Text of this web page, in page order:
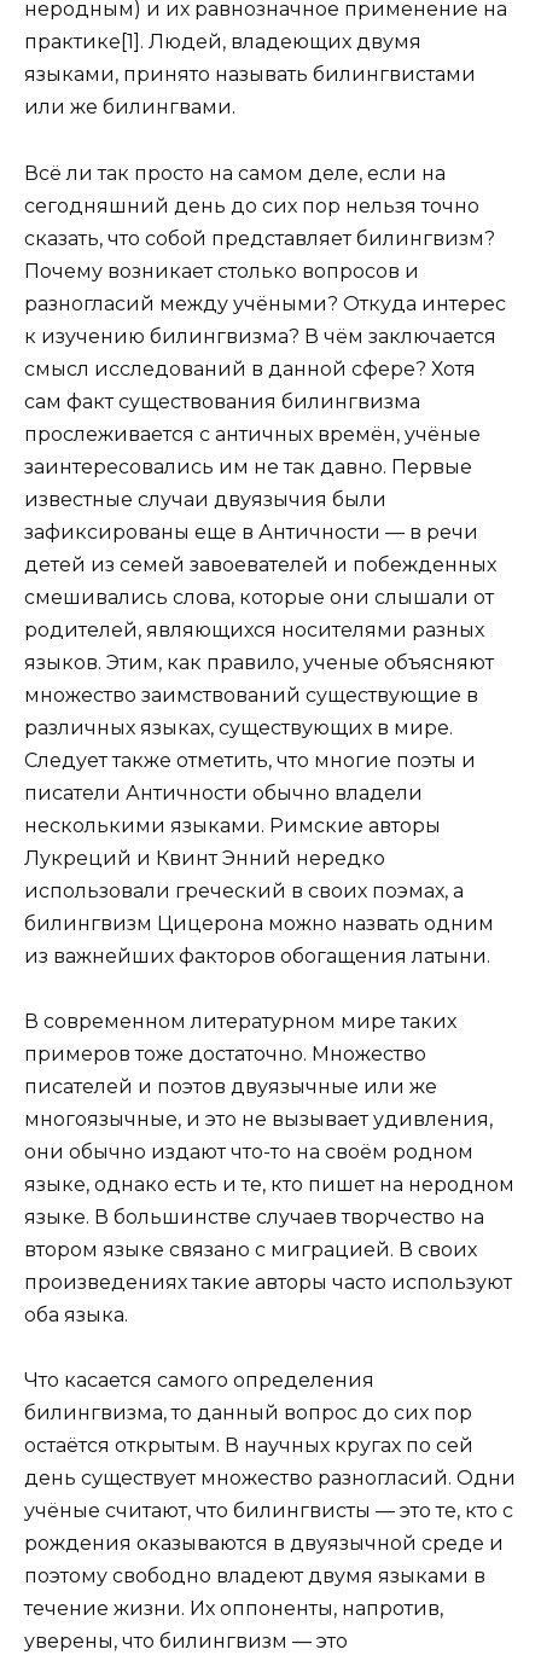
неродным) и их равнозначное применение на
практике[1]. Людей, владеющих двумя
языками, принято называть билингвистами
или же билингвами.
Всё ли так просто на самом деле, если на
сегодняшний день до сих пор нельзя точно
сказать, что собой представляет билингвизм?
Почему возникает столько вопросов и
разногласий между учёными? Откуда интерес
к изучению билингвизма? В чём заключается
смысл исследований в данной сфере? Хотя
сам факт существования билингвизма
прослеживается с античных времён, учёные
заинтересовались им не так давно. Первые
известные случаи двуязычия были
зафиксированы еще в Античности — в речи
детей из семей завоевателей и побежденных
смешивались слова, которые они слышали от
родителей, являющихся носителями разных
языков. Этим, как правило, ученые объясняют
множество заимствований существующие в
различных языках, существующих в мире.
Следует также отметить, что многие поэты и
писатели Античности обычно владели
несколькими языками. Римские авторы
Лукреций и Квинт Энний нередко
использовали греческий в своих поэмах, а
билингвизм Цицерона можно назвать одним
из важнейших факторов обогащения латыни.
В современном литературном мире таких
примеров тоже достаточно. Множество
писателей и поэтов двуязычные или же
многоязычные, и это не вызывает удивления,
они обычно издают что-то на своём родном
языке, однако есть и те, кто пишет на неродном
языке. В большинстве случаев творчество на
втором языке связано с миграцией. В своих
произведениях такие авторы часто используют
оба языка.
Что касается самого определения
билингвизма, то данный вопрос до сих пор
остаётся открытым. В научных кругах по сей
день существует множество разногласий. Одни
учёные считают, что билингвисты — это те, кто с
рождения оказываются в двуязычной среде и
поэтому свободно владеют двумя языками в
течение жизни. Их оппоненты, напротив,
уверены, что билингвизм — это